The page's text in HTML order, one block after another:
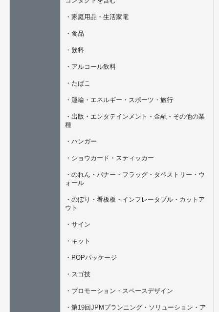
・家庭用品・生活家電
・食品
・飲料
・アルコール飲料
・たばこ
・運輸・エネルギー・スポーツ・旅行
・出版・エンタテインメント・金融・その他の業
種
・ハンガー
・ショウカード・スティッカー
・のれん・バナー・フラッグ・タペストリー・ウ
ォール
・のぼり・看板板・インフレータブル・カットア
ウト
・サイン
・キット
・POPパッケージ
・スゴ技
・プロモーション・スペースデザイン
・第19回JPMプランニング・ソリューション・ア